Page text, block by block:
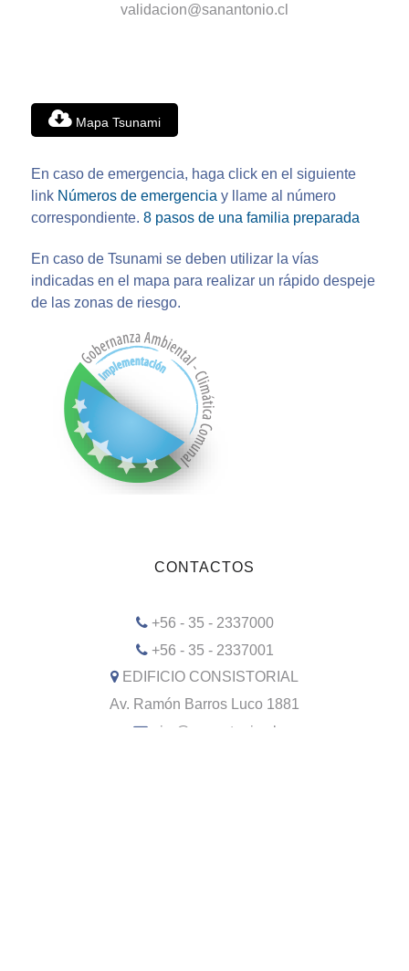
validacion@sanantonio.cl
Mapa Tsunami
En caso de emergencia, haga click en el siguiente
link Números de emergencia y llame al número
correspondiente. 8 pasos de una familia preparada
En caso de Tsunami se deben utilizar la vías
indicadas en el mapa para realizar un rápido despeje
de las zonas de riesgo.
CONTACTOS
+56 - 35 - 2337000
+56 - 35 - 2337001
EDIFICIO CONSISTORIAL
Av. Ramón Barros Luco 1881
oirs@sanantonio.cl